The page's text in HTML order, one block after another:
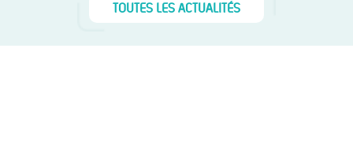
TOUTES LES ACTUALITÉS